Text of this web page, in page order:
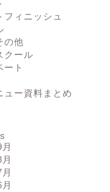
フィニッシュ
の他
クール
ート
ュー資料まとめ